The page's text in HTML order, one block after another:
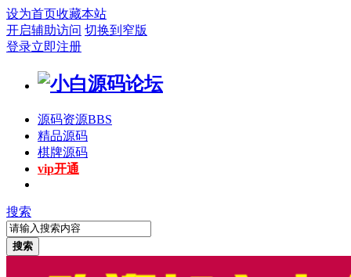
设为首页收藏本站
开启辅助访问 切换到窄版
登录立即注册
源码资源BBS
精品源码
棋牌源码
vip开通
搜索
搜索